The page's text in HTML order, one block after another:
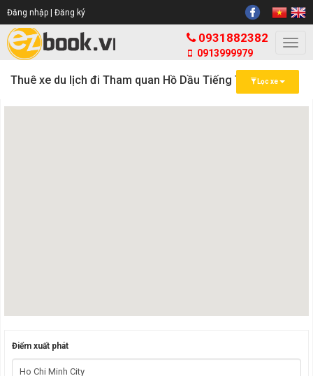
Đăng nhập | Đăng ký
0931882382
0913999979
Thuê xe du lịch đi Tham quan Hồ Dầu Tiếng Tây Ninh
Lọc xe
Điểm xuất phát